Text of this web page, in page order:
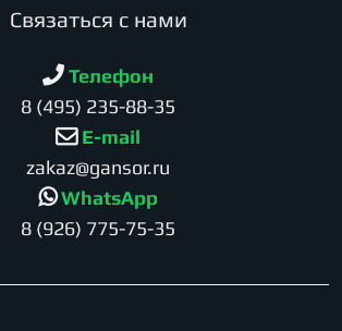
Cвязаться с нами
Телефон
8 (495) 235-88-35
E-mail
zakaz@gansor.ru
WhatsApp
8 (926) 775-75-35